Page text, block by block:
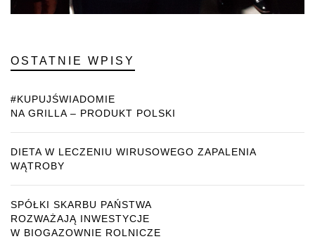
OSTATNIE WPISY
#KUPUJŚWIADOMIE
NA GRILLA – PRODUKT POLSKI
DIETA W LECZENIU WIRUSOWEGO ZAPALENIA
WĄTROBY
SPÓŁKI SKARBU PAŃSTWA
ROZWAŻAJĄ INWESTYCJE
W BIOGAZOWNIE ROLNICZE